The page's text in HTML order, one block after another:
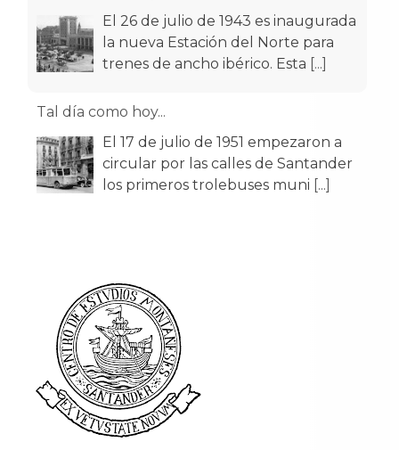
El 26 de julio de 1943 es inaugurada
la nueva Estación del Norte para
trenes de ancho ibérico. Esta [...]
Tal día como hoy...
El 17 de julio de 1951 empezaron a
circular por las calles de Santander
los primeros trolebuses muni [...]